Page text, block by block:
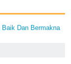
Dan Bermakna